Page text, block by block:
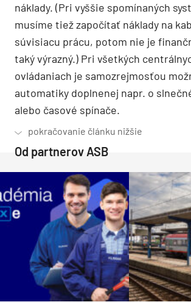
náklady. (Pri vyššie spomínaných
musíme tiež započítať náklady na
súvisiacu prácu, potom nie je
taký výrazný.) Pri všetkých
ovládaniach je samozrejmosťou
automatiky doplnenej napr. o
alebo časové spínače.
Od partnerov ASB